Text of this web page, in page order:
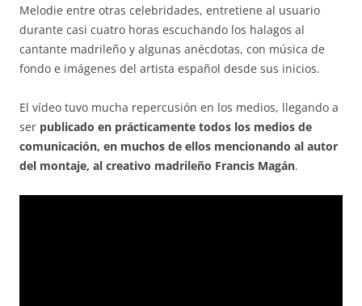
Melodie entre otras celebridades, entretiene al usuario
durante casi cuatro horas escuchando los halagos al
cantante madrileño y algunas anécdotas, con música de
fondo e imágenes del artista español desde sus inicios.
El vídeo tuvo mucha repercusión en los medios, llegando a
ser publicado en prácticamente todos los medios de
comunicación, en muchos de ellos mencionando al autor
del montaje, al creativo madrileño Francis Magán.